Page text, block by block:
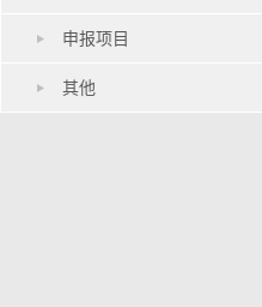
申报项目
其他